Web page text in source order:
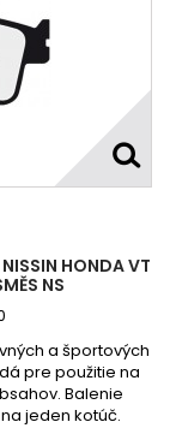
HONDA VT
NS
a športových
pre použitie na
Balenie
jeden kotúč.